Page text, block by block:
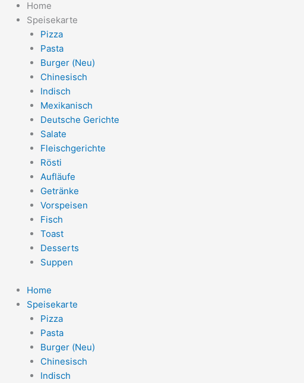
Home
Speisekarte
Pizza
Pasta
Burger (Neu)
Chinesisch
Indisch
Mexikanisch
Deutsche Gerichte
Salate
Fleischgerichte
Rösti
Aufläufe
Getränke
Vorspeisen
Fisch
Toast
Desserts
Suppen
Home
Speisekarte
Pizza
Pasta
Burger (Neu)
Chinesisch
Indisch